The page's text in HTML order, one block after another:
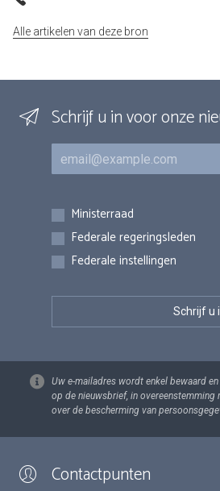
Alle artikelen van deze bron
Schrijf u in voor onze
E-mail
Inschrijvingen
Ministerraad
Federale regeringsleden
Federale instellingen
Uw e-mailadres wordt enkel bewaard
op de nieuwsbrief, in overeenstemming
over de bescherming van
Contactpunten